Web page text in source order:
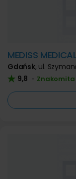
MEDISS
Gdańsk, ul.
9,8 • Znakomita